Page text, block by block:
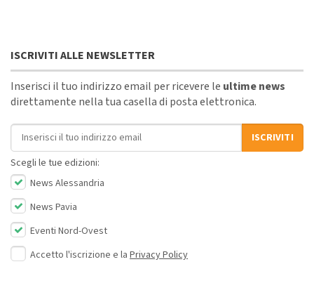
ISCRIVITI ALLE NEWSLETTER
Inserisci il tuo indirizzo email per ricevere le ultime news
direttamente nella tua casella di posta elettronica.
Indirizzo email
ISCRIVITI
Scegli le tue edizioni:
News Alessandria
News Pavia
Eventi Nord-Ovest
Accetto l'iscrizione e la Privacy Policy